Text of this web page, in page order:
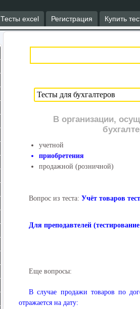
Тесты excel Регистрация Купить
В организации,
учетной
приобретения
продажной (розничной)
Вопрос из теста: Учёт товаров тест
Для преподавтелей
Еще вопросы:
В случае продажи товаров по
отражается на дату: